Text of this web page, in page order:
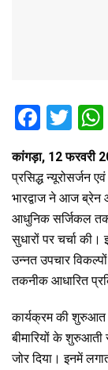
F
ce
b
o
o
k
T
wi
tt
er
कांगड़ा, 12 फरवरी
प्रसिद्ध न्यूरोसर्जन
भारद्वाज ने आज ब्रेन
आधुनिक सर्जिकल
सुधारों पर चर्चा
उन्नत उपचार
तकनीक आधारित
कार्यक्रम की शुरुआत
बीमारियों के
जोर दिया। इनमें